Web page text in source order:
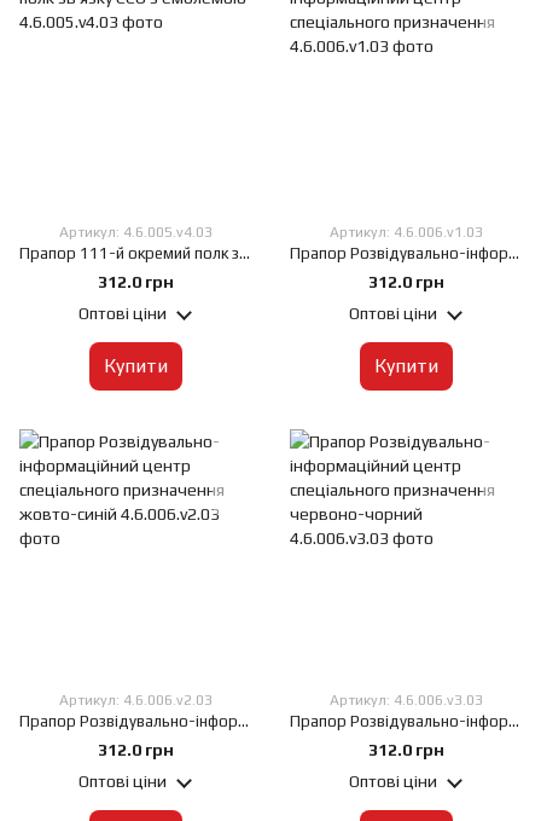
Артикул: 4.6.005.v4.03
Прапор 111-й окремий полк зв’язку ССО з емблемою, 60х90 см, Штучний шовк 50 г/м², Сублімаційний друк, односторонній, Кишеня під древко зліва
312.0 грн
Оптові ціни
Купити
Артикул: 4.6.006.v1.03
Прапор Розвідувально-інформаційний центр спеціального призначення, 60х90 см, Штучний шовк 50 г/м², Сублімаційний друк, односторонній, Кишеня під древко зліва
312.0 грн
Оптові ціни
Купити
Артикул: 4.6.006.v2.03
Прапор Розвідувально-інформаційний центр спеціального призначення жовто-синій, 60х90 см, Штучний шовк 50 г/м², Сублімаційний друк, односторонній, Кишеня під древко зліва
312.0 грн
Оптові ціни
Артикул: 4.6.006.v3.03
Прапор Розвідувально-інформаційний центр спеціального призначення червоно-чорний, 60х90 см, Штучний шовк 50 г/м², Сублімаційний друк, односторонній, Кишеня під древко зліва
312.0 грн
Оптові ціни